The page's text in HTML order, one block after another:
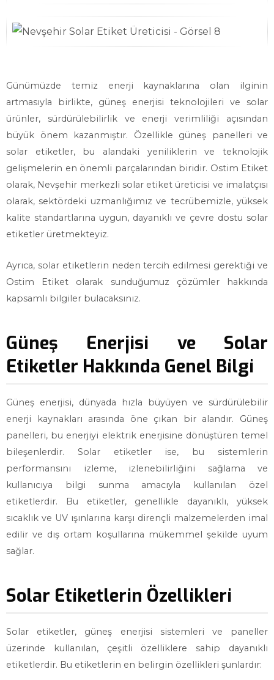
Günümüzde temiz enerji kaynaklarına olan ilginin
artmasıyla birlikte, güneş enerjisi teknolojileri ve solar
ürünler, sürdürülebilirlik ve enerji verimliliği açısından
büyük önem kazanmıştır. Özellikle güneş panelleri ve
solar etiketler, bu alandaki yeniliklerin ve teknolojik
gelişmelerin en önemli parçalarından biridir. Ostim Etiket
olarak, Nevşehir merkezli solar etiket üreticisi ve imalatçısı
olarak, sektördeki uzmanlığımız ve tecrübemizle, yüksek
kalite standartlarına uygun, dayanıklı ve çevre dostu solar
etiketler üretmekteyiz.
Ayrıca, solar etiketlerin neden tercih edilmesi gerektiği ve
Ostim Etiket olarak sunduğumuz çözümler hakkında
kapsamlı bilgiler bulacaksınız.
Güneş Enerjisi ve Solar
Etiketler Hakkında Genel Bilgi
Güneş enerjisi, dünyada hızla büyüyen ve sürdürülebilir
enerji kaynakları arasında öne çıkan bir alandır. Güneş
panelleri, bu enerjiyi elektrik enerjisine dönüştüren temel
bileşenlerdir. Solar etiketler ise, bu sistemlerin
performansını izleme, izlenebilirliğini sağlama ve
kullanıcıya bilgi sunma amacıyla kullanılan özel
etiketlerdir. Bu etiketler, genellikle dayanıklı, yüksek
sıcaklık ve UV ışınlarına karşı dirençli malzemelerden imal
edilir ve dış ortam koşullarına mükemmel şekilde uyum
sağlar.
Solar Etiketlerin Özellikleri
Solar etiketler, güneş enerjisi sistemleri ve paneller
üzerinde kullanılan, çeşitli özelliklere sahip dayanıklı
etiketlerdir. Bu etiketlerin en belirgin özellikleri şunlardır: